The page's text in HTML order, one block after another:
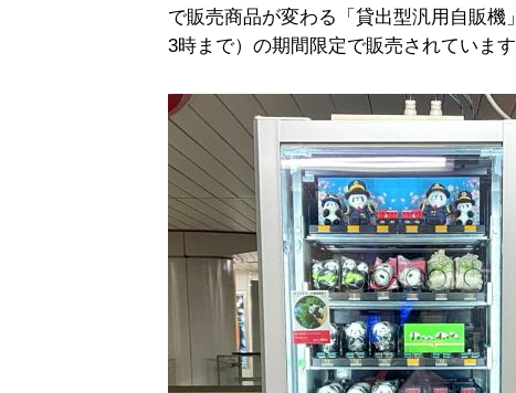
で販売商品が変わる「貸出型汎用自販
3時まで）の期間限定で販売されています